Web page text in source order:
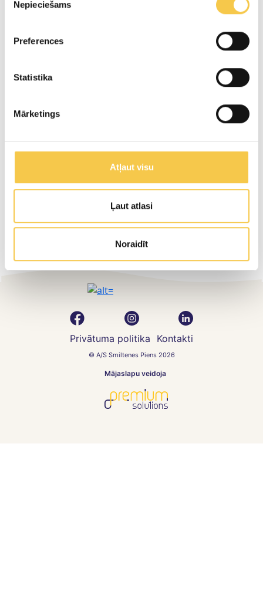
izvēle
Nepieciešams
Preferences
Statistika
Mārketings
Atļaut visu
Ļaut atlasi
Noraidīt
amber colour. Remove from the heat, add the
and stir until the caramel sauce is smooth. Leave
minutes. Remove from the heat, cool slightly,
add the vanilla and salt. Pour into a jar and chill.
Pagatavošanas process
Privātuma politika Kontakti
© A/S Smiltenes Piens 2026
Mājaslapu veidoja